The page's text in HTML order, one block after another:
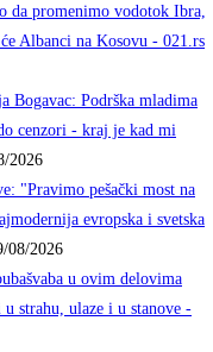
da promenimo vodotok Ibra,
Albanci na Kosovu - 021.rs
Bogavac: Podrška mladima
cenzori - kraj je kad mi
2026
"Pravimo pešački most na
evropska i svetska
08/2026
u ovim delovima
u strahu, ulaze i u stanove -